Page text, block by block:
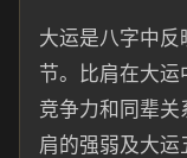
大运是八字中
节。比肩在大运
竞争力和同辈
肩的强弱及大